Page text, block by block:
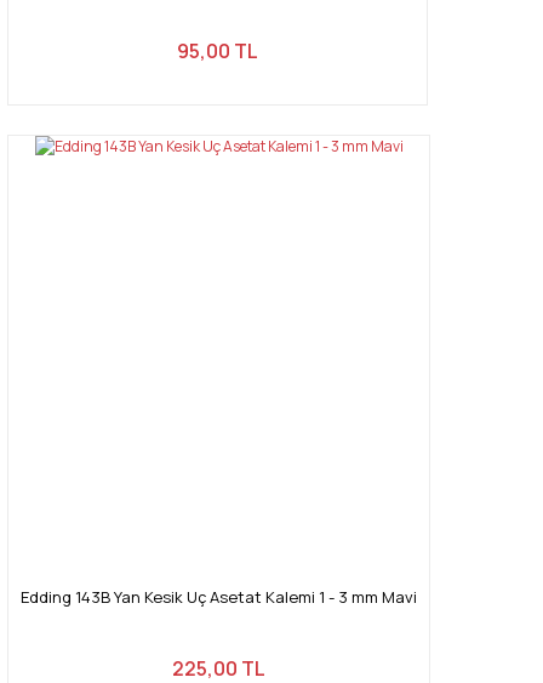
95,00 TL
Edding 143B Yan Kesik Uç Asetat Kalemi 1 - 3 mm Mavi
225,00 TL